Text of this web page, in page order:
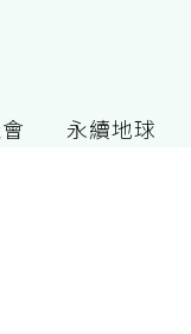
永續地球